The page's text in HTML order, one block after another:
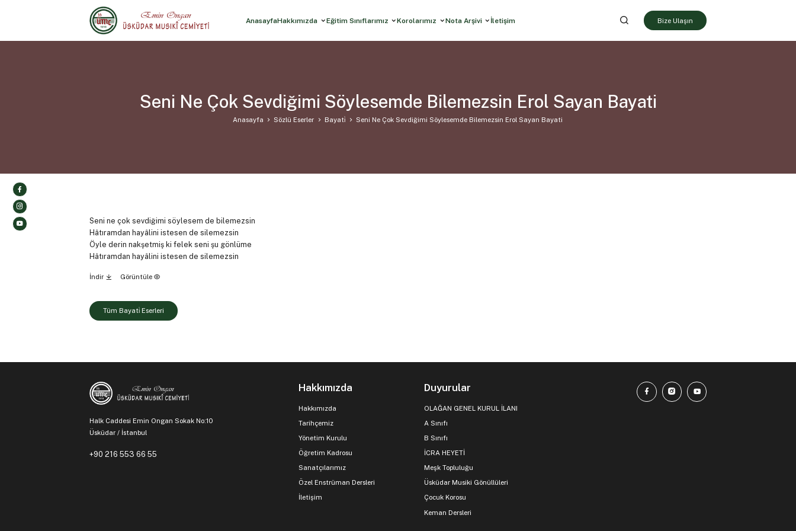
AnasayfaHakkımızda Eğitim Sınıflarımız Korolarımız Nota Arşivi İletişim Bize Ulaşın
Seni Ne Çok Sevdiğimi Söylesemde Bilemezsin Erol Sayan Bayati
Anasayfa Sözlü Eserler Bayati̇ Seni Ne Çok Sevdiğimi Söylesemde Bilemezsin Erol Sayan Bayati
Seni ne çok sevdiğimi söylesem de bilemezsin
Hâtıramdan hayâlini istesen de silemezsin
Öyle derin nakşetmiş ki felek seni şu gönlüme
Hâtıramdan hayâlini istesen de silemezsin
İndir Görüntüle
Tüm Bayati̇ Eserleri
Halk Caddesi Emin Ongan Sokak No:10
Üsküdar / İstanbul
+90 216 553 66 55
Hakkımızda
Hakkımızda
Tarihçemiz
Yönetim Kurulu
Öğretim Kadrosu
Sanatçılarımız
Özel Enstrüman Dersleri
İletişim
Duyurular
OLAĞAN GENEL KURUL İLANI
A Sınıfı
B Sınıfı
İCRA HEYETİ
Meşk Topluluğu
Üsküdar Musiki Gönüllüleri
Çocuk Korosu
Keman Dersleri